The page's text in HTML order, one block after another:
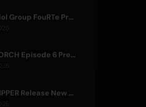
Virtual Idol Group FouRTe Project Debuts with 'ALL IN' Album Produced by m-flo's ☆Taku Takahashi
BLACK TORCH Episode 6 Preview and Streaming Details
FRUITS ZIPPER Release New Collaboration Song '1,2,3,FOOOOUR'